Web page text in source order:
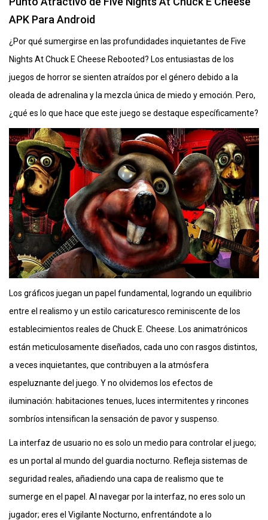
APK Para Android
¿Por qué sumergirse en las profundidades inquietantes de Five
Nights At Chuck E Cheese Rebooted? Los entusiastas de los
juegos de horror se sienten atraídos por el género debido a la
oleada de adrenalina y la mezcla única de miedo y emoción. Pero,
¿qué es lo que hace que este juego se destaque específicamente?
Los gráficos juegan un papel fundamental, logrando un equilibrio
entre el realismo y un estilo caricaturesco reminiscente de los
establecimientos reales de Chuck E. Cheese. Los animatrónicos
están meticulosamente diseñados, cada uno con rasgos distintos,
a veces inquietantes, que contribuyen a la atmósfera
espeluznante del juego. Y no olvidemos los efectos de
iluminación: habitaciones tenues, luces intermitentes y rincones
sombríos intensifican la sensación de pavor y suspenso.
La interfaz de usuario no es solo un medio para controlar el juego;
es un portal al mundo del guardia nocturno. Refleja sistemas de
seguridad reales, añadiendo una capa de realismo que te
sumerge en el papel. Al navegar por la interfaz, no eres solo un
jugador; eres el Vigilante Nocturno, enfrentándote a lo